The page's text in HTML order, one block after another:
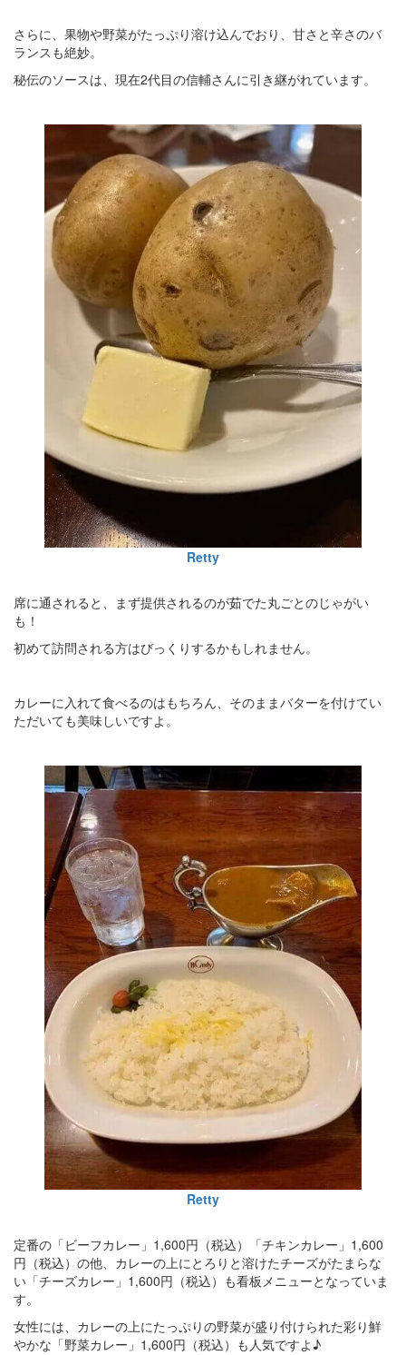
さらに、果物や野菜がたっぷり溶け込んでおり、甘さと辛さのバ
ランスも絶妙。
秘伝のソースは、現在2代目の信輔さんに引き継がれています。
Retty
席に通されると、まず提供されるのが茹でた丸ごとのじゃがい
も！
初めて訪問される方はびっくりするかもしれません。
カレーに入れて食べるのはもちろん、そのままバターを付けてい
ただいても美味しいですよ。
Retty
定番の「ビーフカレー」1,600円（税込）「チキンカレー」1,600
円（税込）の他、カレーの上にとろりと溶けたチーズがたまらな
い「チーズカレー」1,600円（税込）も看板メニューとなっていま
す。
女性には、カレーの上にたっぷりの野菜が盛り付けられた彩り鮮
やかな「野菜カレー」1,600円（税込）も人気ですよ♪